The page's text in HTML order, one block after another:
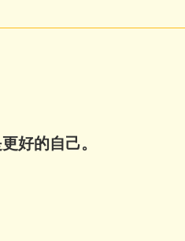
好的自己。